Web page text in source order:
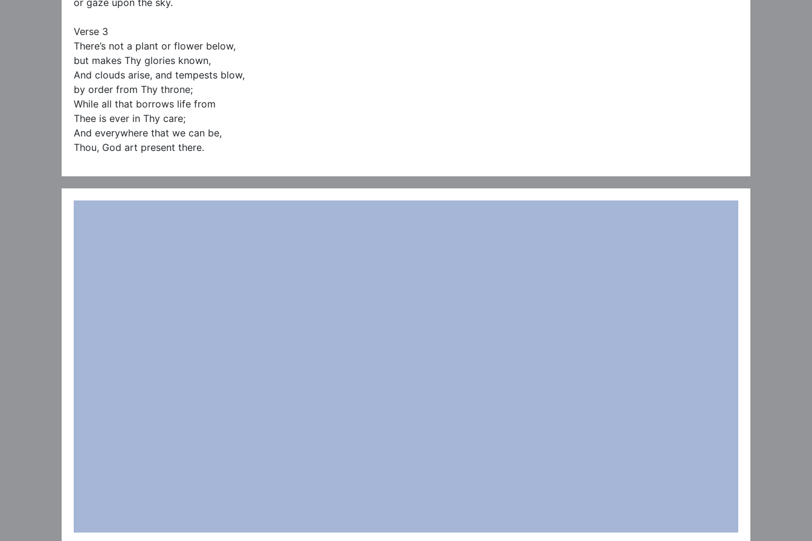
Verse 3
There’s not a plant or flower below,
but makes Thy glories known,
And clouds arise, and tempests blow,
by order from Thy throne;
While all that borrows life from
Thee is ever in Thy care;
And everywhere that we can be,
Thou, God art present there.